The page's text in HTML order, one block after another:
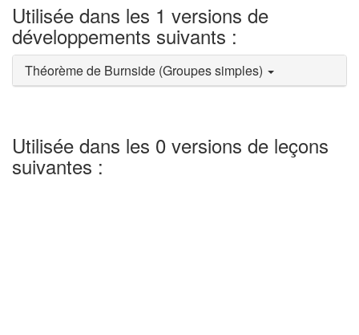
Utilisée dans les 1 versions de
développements suivants :
Théorème de Burnside (Groupes simples)
Utilisée dans les 0 versions de leçons
suivantes :